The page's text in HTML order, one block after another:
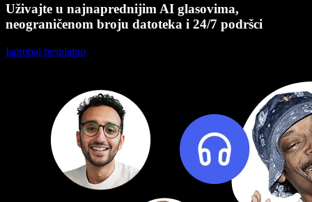
Uživajte u najnaprednijim AI glasovima,
neograničenom broju datoteka i 24/7 podršci
Isprobaj besplatno